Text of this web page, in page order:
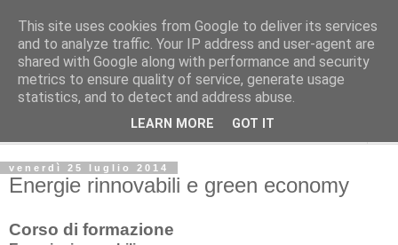
Studio Tecnico Fitoiatrico
Consulenza in agricoltura ecosostenibile
venerdì 25 luglio 2014
Energie rinnovabili e green economy
Corso di formazione
This site uses cookies from Google to deliver its services
and to analyze traffic. Your IP address and user-agent are
shared with Google along with performance and security
metrics to ensure quality of service, generate usage
statistics, and to detect and address abuse.
LEARN MORE GOT IT